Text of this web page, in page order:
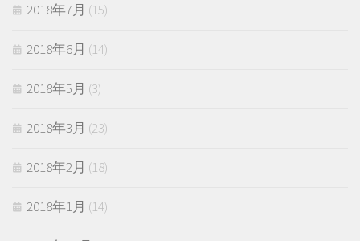
2018年7月 (15)
2018年6月 (14)
2018年5月 (3)
2018年3月 (23)
2018年2月 (18)
2018年1月 (14)